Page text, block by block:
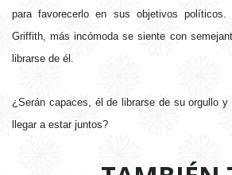
para favorecerlo en sus objetivos
Griffith, más incómoda se siente con
librarse de él.
¿Serán capaces, él de librarse de su orgullo
llegar a estar juntos?